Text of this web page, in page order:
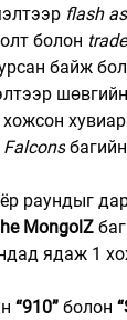
flash
болон trade
байж
хожсон
Falcons
раундыг
MongolZ
ядаж 1
“910” болон